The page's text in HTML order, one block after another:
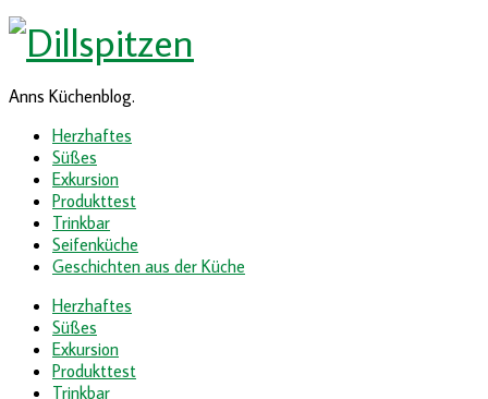
Anns Küchenblog.
Herzhaftes
Süßes
Exkursion
Produkttest
Trinkbar
Seifenküche
Geschichten aus der Küche
Herzhaftes
Süßes
Exkursion
Produkttest
Trinkbar